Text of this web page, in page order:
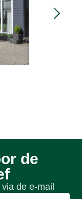
de
de e-mail